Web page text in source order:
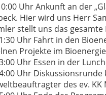
Uhr Ankunft an der
Hier wird uns Herr
stellt uns das
Uhr Fahrt in den
Projekte im
Uhr Essen in der
Uhr
des ev. KK